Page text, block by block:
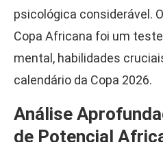
psicológica considerável.
Copa Africana foi um
mental, habilidades
calendário da Copa 2026.
Análise
de Potencial